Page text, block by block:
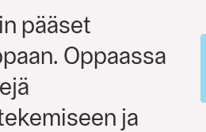
pääset
Oppaassa
ja